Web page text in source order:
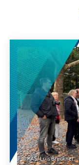
KAS/ Luis Brückner